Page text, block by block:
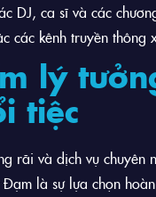
DJ, ca sĩ và các
các kênh truyền thông
lý
tiệc
rãi và dịch vụ chuyên
là sự lựa chọn